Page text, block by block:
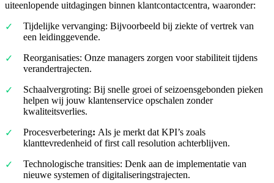
uiteenlopende uitdagingen binnen klantcontactcentra, waaronder:
Tijdelijke vervanging: Bijvoorbeeld bij ziekte of vertrek van
een leidinggevende.
Reorganisaties: Onze managers zorgen voor stabiliteit tijdens
verandertrajecten.
Schaalvergroting: Bij snelle groei of seizoensgebonden pieken
helpen wij jouw klantenservice opschalen zonder
kwaliteitsverlies.
Procesverbetering: Als je merkt dat KPI’s zoals
klanttevredenheid of first call resolution achterblijven.
Technologische transities: Denk aan de implementatie van
nieuwe systemen of digitaliseringstrajecten.